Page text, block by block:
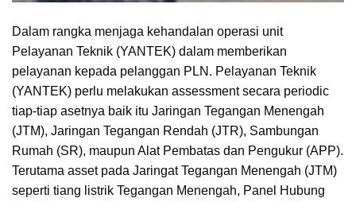
Dalam rangka menjaga kehandalan operasi unit
Pelayanan Teknik (YANTEK) dalam memberikan
pelayanan kepada pelanggan PLN. Pelayanan Teknik
(YANTEK) perlu melakukan assessment secara periodic
tiap-tiap asetnya baik itu Jaringan Tegangan Menengah
(JTM), Jaringan Tegangan Rendah (JTR), Sambungan
Rumah (SR), maupun Alat Pembatas dan Pengukur (APP).
Terutama asset pada Jaringat Tegangan Menengah (JTM)
seperti tiang listrik Tegangan Menengah, Panel Hubung